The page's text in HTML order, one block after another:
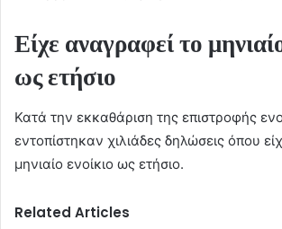
Είχε αναγραφεί το
ως ετήσιο
Κατά την εκκαθάριση της επιστροφής
εντοπίστηκαν χιλιάδες δηλώσεις όπου
μηνιαίο ενοίκιο ως ετήσιο.
Related Articles